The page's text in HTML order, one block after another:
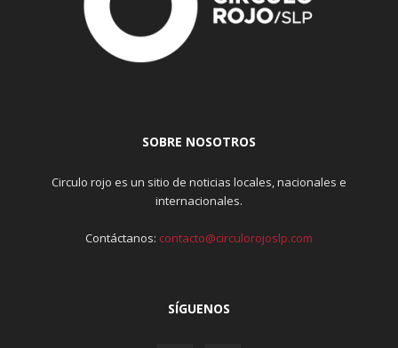
SOBRE NOSOTROS
Circulo rojo es un sitio de noticias locales, nacionales e
internacionales.
Contáctanos: contacto@circulorojoslp.com
SÍGUENOS